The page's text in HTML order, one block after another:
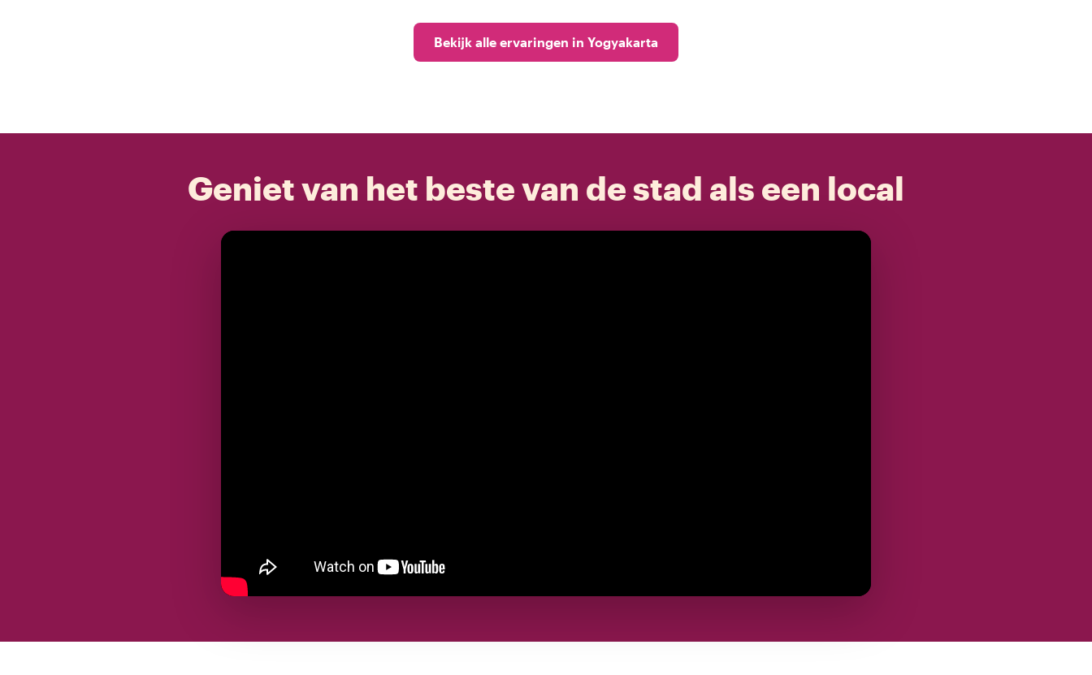
Bekijk alle ervaringen in Yogyakarta
Geniet van het beste van de stad als een local